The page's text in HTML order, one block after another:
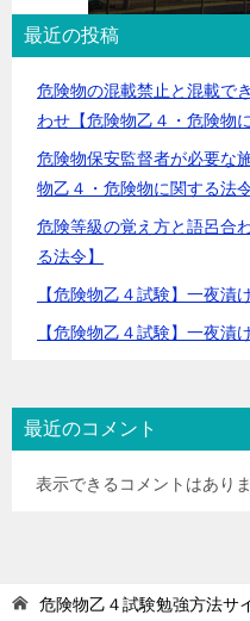
最近の投稿
危険物の混載禁止と混載で
わせ【危険物乙４・危険物
危険物保安監督者が必要な
物乙４・危険物に関する法令
危険等級の覚え方と語呂合
る法令】
【危険物乙４試験】一夜漬
【危険物乙４試験】一夜漬
最近のコメント
表示できるコメントはありま
危険物乙４試験勉強方法サ